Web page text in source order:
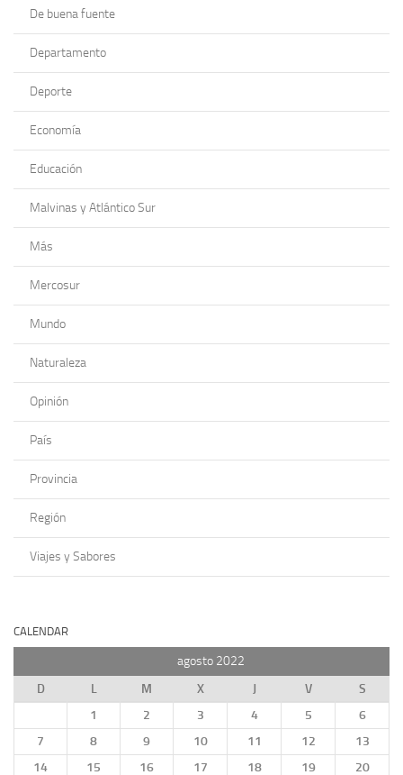
De buena fuente
Departamento
Deporte
Economía
Educación
Malvinas y Atlántico Sur
Más
Mercosur
Mundo
Naturaleza
Opinión
País
Provincia
Región
Viajes y Sabores
CALENDAR
agosto 2022
D
L M X J V
S
1
2 3 4 5
6
7
8 9 10 11 12
13
14
15 16 17 18 19 20